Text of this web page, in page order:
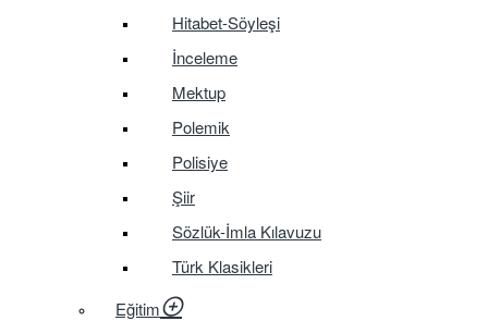
Hitabet-Söyleşi
İnceleme
Mektup
Polemik
Polisiye
Şiir
Sözlük-İmla Kılavuzu
Türk Klasikleri
Eğitim